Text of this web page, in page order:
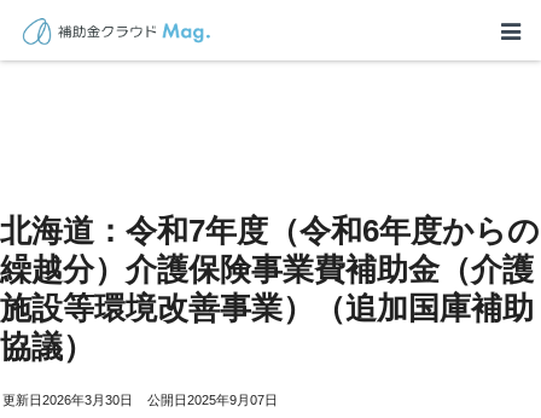
北海道：令和7年度（令和6年度からの
繰越分）介護保険事業費補助金（介護
施設等環境改善事業）（追加国庫補助
協議）
2026年3月30日 2025年9月07日